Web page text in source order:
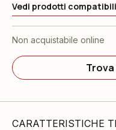
Vedi prodotti compatibili
Non acquistabile online
CARATTERISTICHE